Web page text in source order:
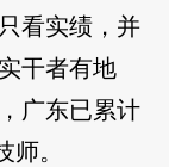
看实绩，并
干者有地
广东已累计
。